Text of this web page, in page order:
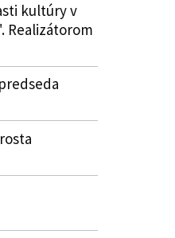
kultúry v
Realizátorom